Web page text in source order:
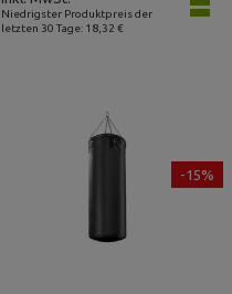
Niedrigster Produktpreis der
letzten 30 Tage: 18,32 €
-15%